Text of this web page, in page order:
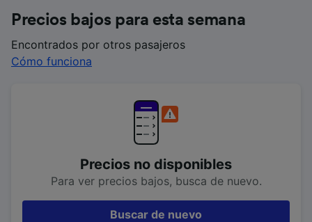
Precios bajos para esta semana
Encontrados por otros pasajeros
Cómo funciona
Precios no disponibles
Para ver precios bajos, busca de nuevo.
Buscar de nuevo